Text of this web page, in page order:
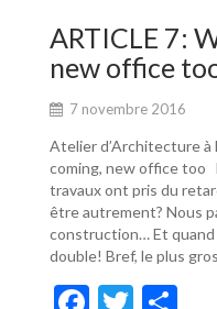
o
o
k
er
ARTICLE 7:
new office
7 novembre 2016
Atelier d’Architecture
coming, new office too
travaux ont pris du
être autrement? Nous
construction… Et quand
double! Bref, le plus